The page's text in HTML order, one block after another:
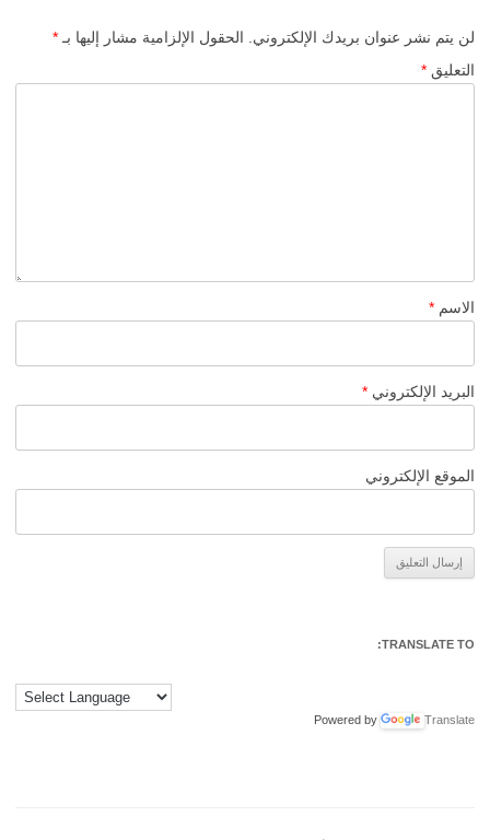
لن يتم نشر عنوان بريدك الإلكتروني. الحقول الإلزامية مشار إليها بـ *
التعليق *
الاسم *
البريد الإلكتروني *
الموقع الإلكتروني
TRANSLATE TO:
Powered by Translate